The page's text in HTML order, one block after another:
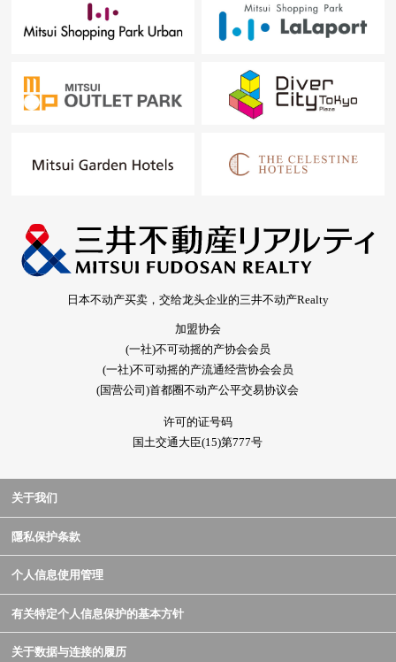
日本不动产买卖，交给龙头企业的三井不动产Realty
加盟协会
(一社)不可动摇的产协会会员
(一社)不可动摇的产流通经营协会会员
(国营公司)首都圈不动产公平交易协议会
许可的证号码
国土交通大臣(15)第777号
关于我们
隱私保护条款
个人信息使用管理
有关特定个人信息保护的基本方针
关于数据与连接的履历